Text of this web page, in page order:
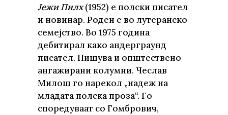
Јежи Пилх(1952) е полски писател
и новинар. Роден е во лутеранско
семејство. Во 1975 година
дебитирал како андерграунд
писател. Пишува и општествено
ангажирани колумни. Чеслав
Милош го нарекол „надеж на
младата полска проза“. Го
споредуваат со Гомбрович,